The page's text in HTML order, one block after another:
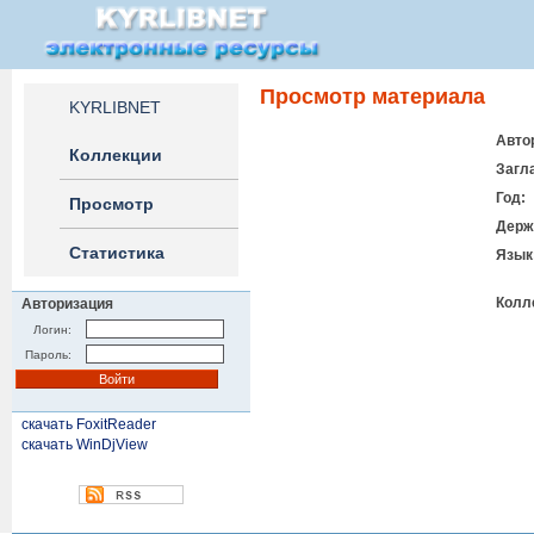
KYRLIBNET
Коллекции
Просмотр
Статистика
Авторизация
Логин:
Пароль:
скачать FoxitReader
скачать WinDjView
Просмотр материала
Год: